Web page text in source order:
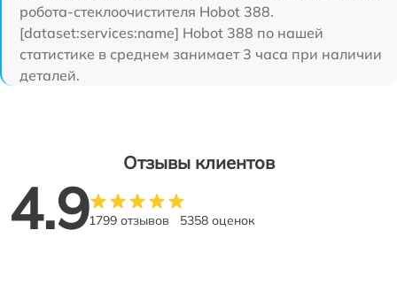
робота-стеклоочистителя Hobot 388.
[dataset:services:name] Hobot 388 по нашей
статистике в среднем занимает 3 часа при наличии
деталей.
Отзывы клиентов
4.91799 отзывов 5358 оценок